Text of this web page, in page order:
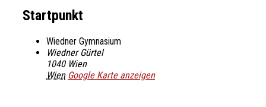
Startpunkt
Wiedner Gymnasium
Wiedner Gürtel
1040 Wien
Wien Google Karte anzeigen